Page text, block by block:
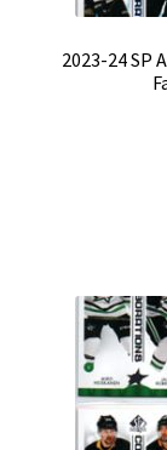
2023-24 SP